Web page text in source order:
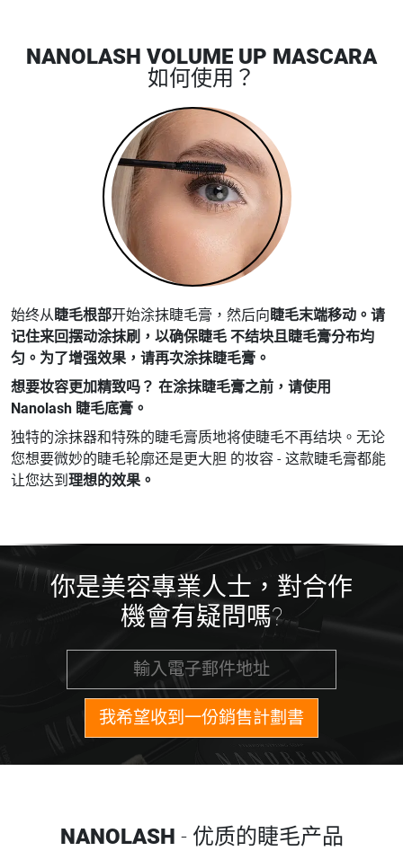
NANOLASH VOLUME UP MASCARA
如何使用？
始终从 睫毛根部开始涂抹睫毛膏，然后向 睫毛末端移动。请
记住来回摆动涂抹刷 ，以确保睫毛 不结块且睫毛膏分布均
匀。为了增强效果，请再次涂抹睫毛膏。
想要妆容更加精致吗？ 在涂抹睫毛膏之前，请使用
Nanolash 睫毛底膏。
独特的涂抹器和特殊的睫毛膏质地将使睫毛不再结块。无论
您想要微妙的睫毛轮廓还是更大胆 的妆容 - 这款睫毛膏都能
让您达到 理想的效果。
你是美容專業人士，對合作
機會有疑問嗎?
我希望收到一份銷售計劃書
NANOLASH - 优质的睫毛产品